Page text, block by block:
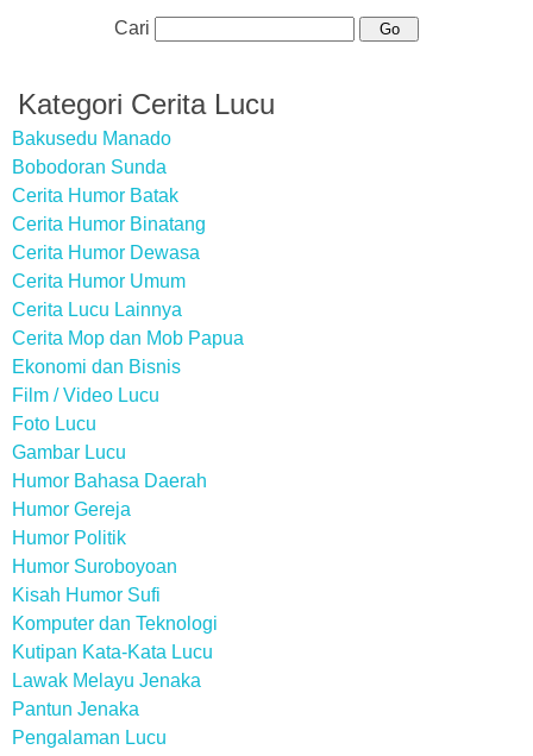
Cari
Kategori Cerita Lucu
Bakusedu Manado
Bobodoran Sunda
Cerita Humor Batak
Cerita Humor Binatang
Cerita Humor Dewasa
Cerita Humor Umum
Cerita Lucu Lainnya
Cerita Mop dan Mob Papua
Ekonomi dan Bisnis
Film / Video Lucu
Foto Lucu
Gambar Lucu
Humor Bahasa Daerah
Humor Gereja
Humor Politik
Humor Suroboyoan
Kisah Humor Sufi
Komputer dan Teknologi
Kutipan Kata-Kata Lucu
Lawak Melayu Jenaka
Pantun Jenaka
Pengalaman Lucu